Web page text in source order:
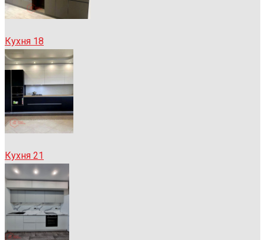
Кухня 18
Кухня 21